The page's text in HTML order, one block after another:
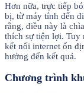
Hơn nữa, trực tiếp
bị, từ máy tính đến
rằng, điều này là
thích sự tiện lợi. Tuy
kết nối internet ổn
hưởng đến kết quả.
Chương trình